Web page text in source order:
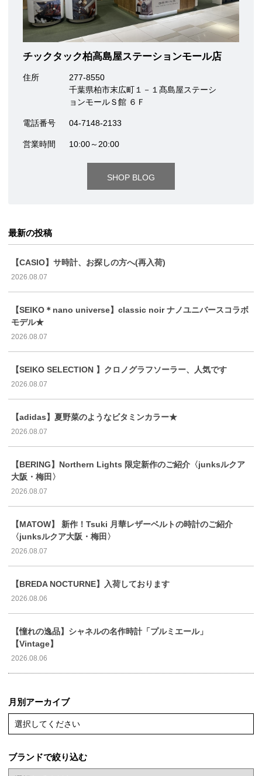
チックタック柏高島屋ステーションモール店
住所
277-8550
千葉県柏市末広町１－１髙島屋ステーシ
ョンモールＳ館 ６Ｆ
電話番号 04-7148-2133
営業時間 10:00～20:00
SHOP BLOG
最新の投稿
【CASIO】サ時計、お探しの方へ(再入荷)
2026.08.07
【SEIKO＊nano universe】classic noir ナノユニバースコラボ
モデル★
2026.08.07
【SEIKO SELECTION 】クロノグラフソーラー、人気です
2026.08.07
【adidas】夏野菜のようなビタミンカラー★
2026.08.07
【BERING】Northern Lights 限定新作のご紹介〈junksルクア
大阪・梅田〉
2026.08.07
【MATOW】 新作！Tsuki 月華レザーベルトの時計のご紹介
〈junksルクア大阪・梅田〉
2026.08.07
【BREDA NOCTURNE】入荷しております
2026.08.06
【憧れの逸品】シャネルの名作時計「プルミエール」
【Vintage】
2026.08.06
月別アーカイブ
選択してください
ブランドで絞り込む